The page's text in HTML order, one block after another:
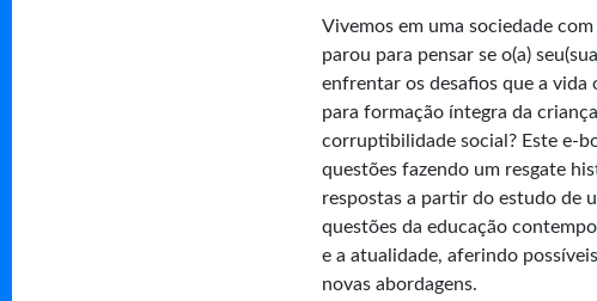
Vivemos em uma sociedade
parou para pensar se o(a)
enfrentar os desafios que a
para formação íntegra da
corruptibilidade social? Este e-
questões fazendo um resgate
respostas a partir do estudo de
questões da educação
e a atualidade, aferindo
novas abordagens.